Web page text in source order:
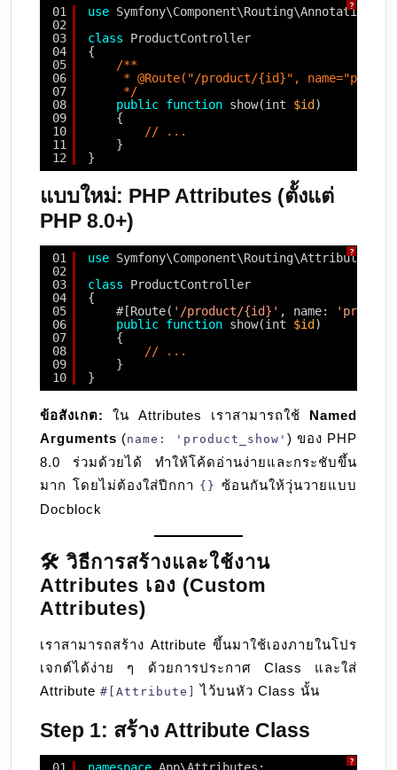
?
01
02
03
04
05
06
07
08
09
10
11
12
use
class
ProductController
{
/**
* @Route("/product/{id}",
*/
public function show(int $id )
{
// ...
}
}
แบบใหม่: PHP Attributes (ตั้งแต่
PHP 8.0+)
?
01
02
03
04
05
06
07
08
09
10
use
class
ProductController
{
#[Route( '/product/{id}' , name:
public function show(int $id )
{
// ...
}
}
ข้อสังเกต: ใน Attributes เราสามารถใช้ Named
Arguments (name: 'product_show' ) ของ PHP
8.0 ร่วมด้วยได้ ทำให้โค้ดอ่านง่ายและกระชับขึ้น
มาก โดยไม่ต้องใส่ปีกกา {} ซ้อนกันให้วุ่นวายแบบ
Docblock
🛠️ วิธีการสร้างและใช้งาน
Attributes เอง (Custom
Attributes)
เราสามารถสร้าง Attribute ขึ้นมาใช้เองภายในโปร
เจกต์ได้ง่าย ๆ ด้วยการประกาศ Class และใส่
Attribute #[Attribute] ไว้บนหัว Class นั้น
Step 1: สร้าง Attribute Class
?